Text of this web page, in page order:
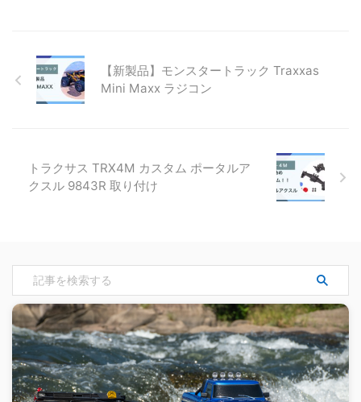
【新製品】モンスタートラック Traxxas
Mini Maxx ラジコン
トラクサス TRX4M カスタム ポータルア
クスル 9843R 取り付け